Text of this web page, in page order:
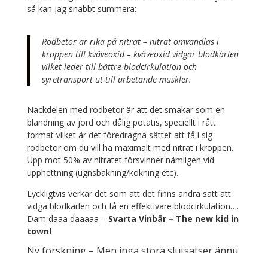
så kan jag snabbt summera:
Rödbetor är rika på nitrat – nitrat omvandlas i
kroppen till kväveoxid – kväveoxid vidgar blodkärlen
vilket leder till bättre blodcirkulation och
syretransport ut till arbetande muskler.
Nackdelen med rödbetor är att det smakar som en
blandning av jord och dålig potatis, speciellt i rått
format vilket är det föredragna sättet att få i sig
rödbetor om du vill ha maximalt med nitrat i kroppen.
Upp mot 50% av nitratet försvinner nämligen vid
upphettning (ugnsbakning/kokning etc).
Lyckligtvis verkar det som att det finns andra sätt att
vidga blodkärlen och få en effektivare blodcirkulation….
Dam daaa daaaaa – Svarta Vinbär – The new kid in
town!